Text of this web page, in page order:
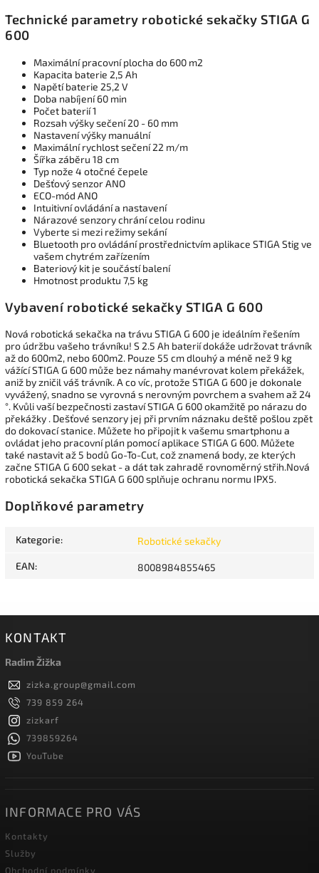
Technické parametry robotické sekačky STIGA G
600
Maximální pracovní plocha do 600 m2
Kapacita baterie 2,5 Ah
Napětí baterie 25,2 V
Doba nabíjení 60 min
Počet baterií 1
Rozsah výšky sečení 20 - 60 mm
Nastavení výšky manuální
Maximální rychlost sečení 22 m/m
Šířka záběru 18 cm
Typ nože 4 otočné čepele
Dešťový senzor ANO
ECO-mód ANO
Intuitivní ovládání a nastavení
Nárazové senzory chrání celou rodinu
Vyberte si mezi režimy sekání
Bluetooth pro ovládání prostřednictvím aplikace STIGA Stig ve
vašem chytrém zařízením
Bateriový kit je součástí balení
Hmotnost produktu 7,5 kg
Vybavení robotické sekačky STIGA G 600
Nová robotická sekačka na trávu STIGA G 600 je ideálním řešením
pro údržbu vašeho trávníku! S 2.5 Ah baterií dokáže udržovat trávník
až do 600m2, nebo 600m2. Pouze 55 cm dlouhý a méně než 9 kg
vážící STIGA G 600 může bez námahy manévrovat kolem překážek,
aniž by zničil váš trávník. A co víc, protože STIGA G 600 je dokonale
vyvážený, snadno se vyrovná s nerovným povrchem a svahem až 24
°. Kvůli vaší bezpečnosti zastaví STIGA G 600 okamžitě po nárazu do
překážky . Dešťové senzory jej při prvním náznaku deště pošlou zpět
do dokovací stanice. Můžete ho připojit k vašemu smartphonu a
ovládat jeho pracovní plán pomocí aplikace STIGA G 600. Můžete
také nastavit až 5 bodů Go-To-Cut, což znamená body, ze kterých
začne STIGA G 600 sekat - a dát tak zahradě rovnoměrný střih.Nová
robotická sekačka STIGA G 600 splňuje ochranu normu IPX5.
Doplňkové parametry
Kategorie: Robotické sekačky
EAN: 8008984855465
KONTAKT
Radim Žižka
zizka.group@gmail.com
739 859 264
zizkarf
739859264
YouTube
INFORMACE PRO VÁS
Kontakty
Služby
Obchodní podmínky